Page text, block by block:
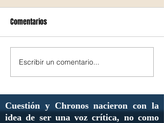
Comentarios
Escribir un comentario...
Cuestión y Chronos nacieron con la
idea de ser una voz crítica, no como